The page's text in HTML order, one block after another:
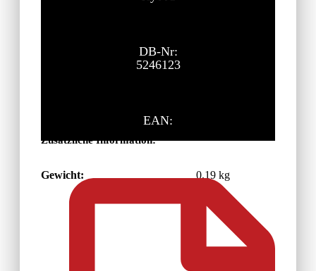
DB-Nr:
5246123
EAN:
Zusätzliche Information:
Gewicht: 0,19 kg